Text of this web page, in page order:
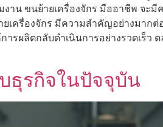
าน ขนย้ายเครื่องจักร มืออาชีพ จะมี
ยเครื่องจักร มีความสำคัญอย่างมาก
ผลิตกลับดำเนินการอย่างรวดเร็ว
ธุรกิจในปัจจุบัน